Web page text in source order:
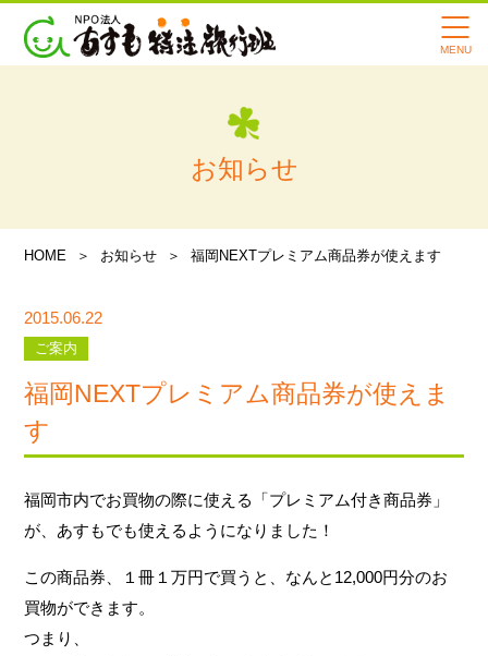
あすもの転院サービスの特徴
すも旅行記
習会・イベント情報
お知らせ
HOME お知らせ 福岡NEXTプレミアム商品券が使えます
2015.06.22
ご案内
福岡NEXTプレミアム商品券が使えま
す
福岡市内でお買物の際に使える「プレミアム付き商品券」
が、あすもでも使えるようになりました！
この商品券、１冊１万円で買うと、なんと12,000円分のお
買物ができます。
つまり、